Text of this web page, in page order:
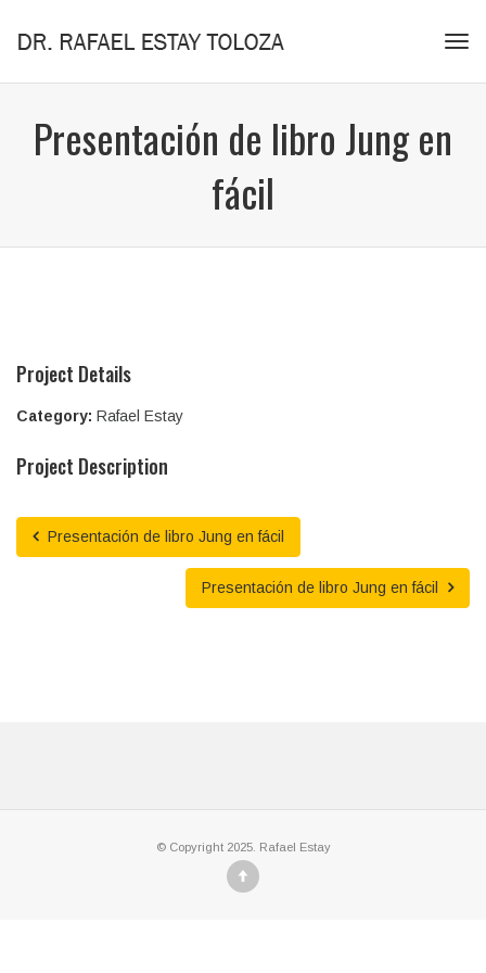
Presentación de libro Jung en
fácil
Project Details
Category: Rafael Estay
Project Description
Presentación de libro Jung en fácil
Presentación de libro Jung en fácil
© Copyright 2025. Rafael Estay